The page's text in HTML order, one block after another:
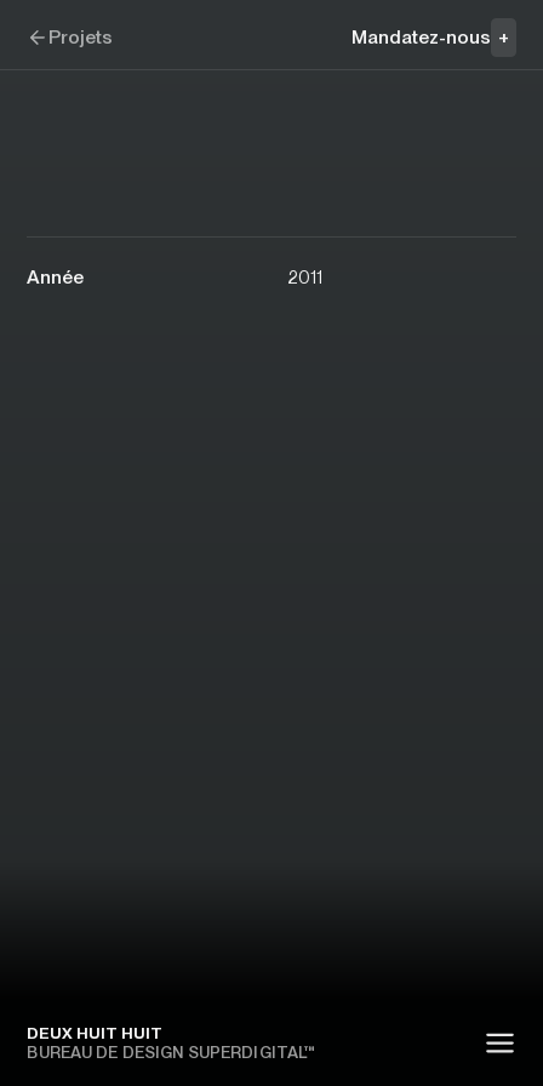
DEUX HUIT HUIT
BUREAU DE DESIGN SUPERDIGITAL™
Projets Mandatez-nous +
Année 2011